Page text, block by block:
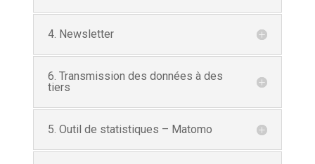
4. Newsletter
6. Transmission des données à des
tiers
5. Outil de statistiques – Matomo